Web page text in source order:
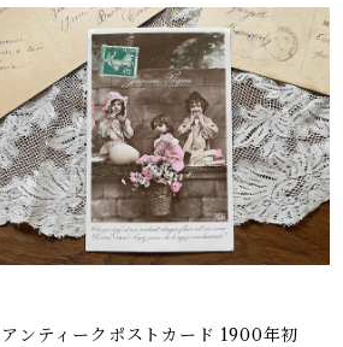
アンティークポストカード 1900年初